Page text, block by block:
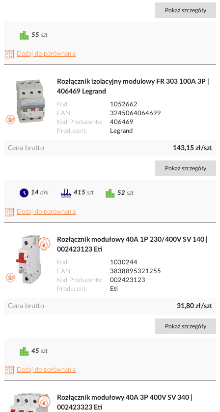
Pokaż szczegóły
Dodaj do porównania
55 szt
Rozłącznik izolacyjny modulowy FR 303 100A 3P |
406469 Legrand
Kod
1052662
EAN
3245064064699
Kod Producenta
406469
Producent
Legrand
Cena brutto 143,15 zł/szt
Pokaż szczegóły
Dodaj do porównania
52 szt
14 dni 415 szt
Rozłącznik modułowy 40A 1P 230/400V SV 140 |
002423123 Eti
Kod
1030244
EAN
3838895321255
Kod Producenta
002423123
Producent
Eti
Cena brutto 31,80 zł/szt
Pokaż szczegóły
Dodaj do porównania
45 szt
Rozłącznik modułowy 40A 3P 400V SV 340 |
002423323 Eti